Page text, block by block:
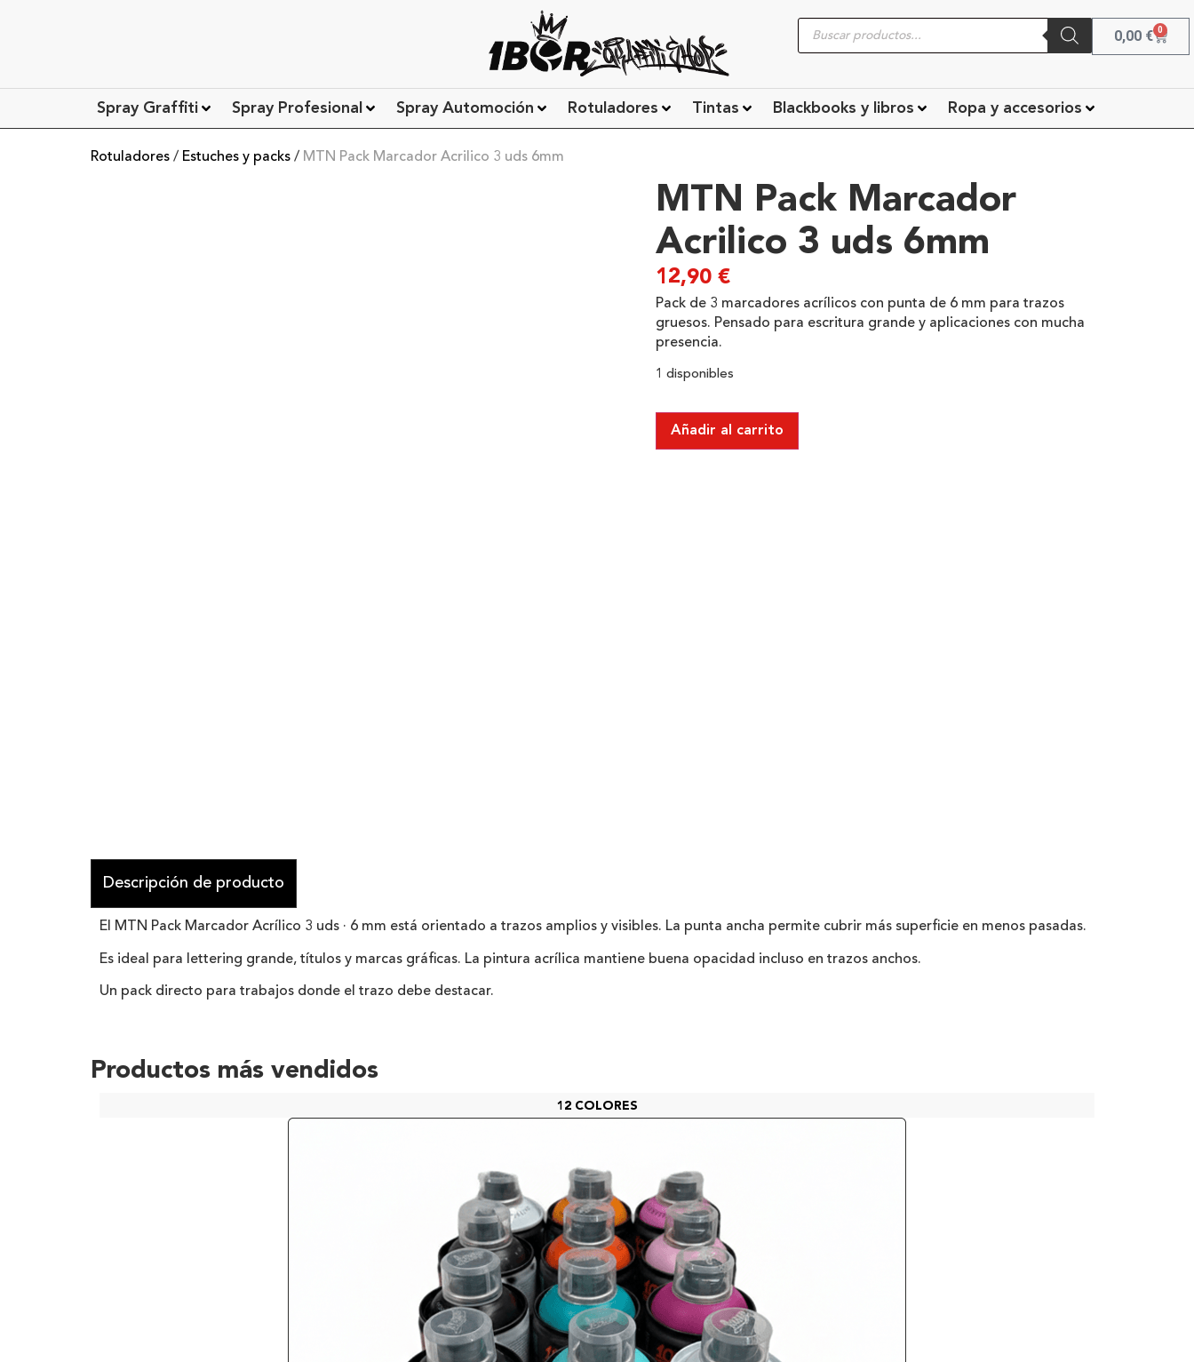
0,00 € 0
Spray Graffiti Spray Profesional Spray Automoción Rotuladores Tintas Blackbooks y libros Ropa y accesorios
Rotuladores / Estuches y packs / MTN Pack Marcador Acrilico 3 uds 6mm
MTN Pack Marcador
Acrilico 3 uds 6mm
12,90€
Pack de 3 marcadores acrílicos con punta de 6 mm para trazos
gruesos. Pensado para escritura grande y aplicaciones con mucha
presencia.
1 disponibles
Añadir al carrito
Descripción de producto
El MTN Pack Marcador Acrílico 3 uds · 6 mm está orientado a trazos amplios y visibles. La punta ancha permite cubrir más superficie en menos pasadas.
Es ideal para lettering grande, títulos y marcas gráficas. La pintura acrílica mantiene buena opacidad incluso en trazos anchos.
Un pack directo para trabajos donde el trazo debe destacar.
Productos más vendidos
12 COLORES